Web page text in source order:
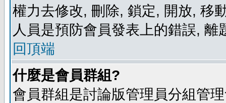
權力去修改, 刪除, 鎖定, 開放, 移
人員是預防會員發表上的錯誤, 離
回頂端
什麼是會員群組?
會員群組是討論版管理員分組管